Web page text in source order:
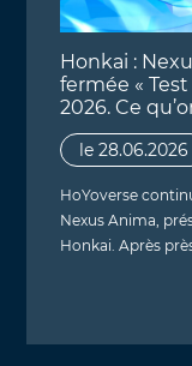
Honkai :
fermée «
2026. Ce
le 28.06.2026
HoYoverse
Nexus Anima,
Honkai. Après